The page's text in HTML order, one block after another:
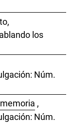
los
Núm.
,
Núm.